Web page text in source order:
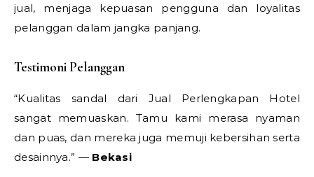
jual, menjaga kepuasan pengguna dan loyalitas
pelanggan dalam jangka panjang.
Testimoni Pelanggan
“Kualitas sandal dari Jual Perlengkapan Hotel
sangat memuaskan. Tamu kami merasa nyaman
dan puas, dan mereka juga memuji kebersihan serta
desainnya.” — Bekasi